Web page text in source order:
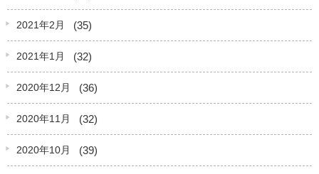
2021年2月 (35)
2021年1月 (32)
2020年12月 (36)
2020年11月 (32)
2020年10月 (39)